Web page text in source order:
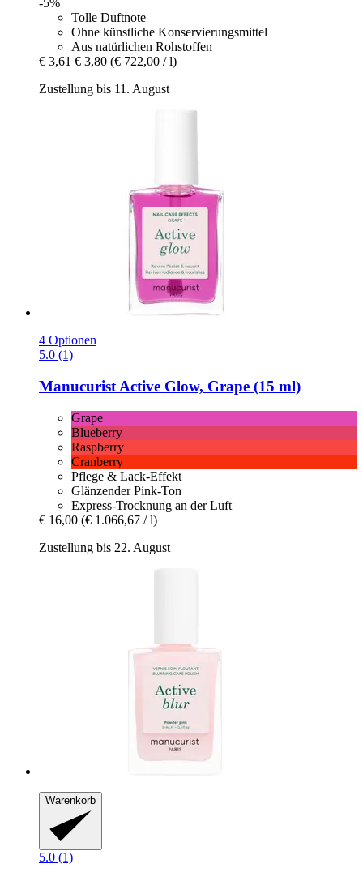
-5%
Tolle Duftnote
Ohne künstliche Konservierungsmittel
Aus natürlichen Rohstoffen
€ 3,61 € 3,80 (€ 722,00 / l)
Zustellung bis 11. August
4 Optionen
5.0 (1)
Manucurist Active Glow, Grape (15 ml)
Grape
Blueberry
Raspberry
Cranberry
Pflege & Lack-Effekt
Glänzender Pink-Ton
Express-Trocknung an der Luft
€ 16,00 (€ 1.066,67 / l)
Zustellung bis 22. August
Warenkorb
5.0 (1)